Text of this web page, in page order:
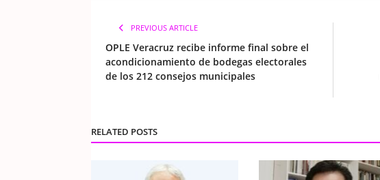
PREVIOUS ARTICLE
OPLE Veracruz recibe informe final sobre el
acondicionamiento de bodegas electorales
de los 212 consejos municipales
RELATED POSTS